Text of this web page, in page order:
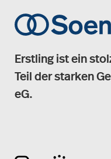
Erstling ist ein
Teil der starken
eG.